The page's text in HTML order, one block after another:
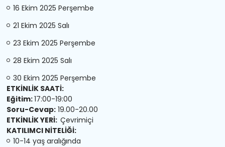
16 Ekim 2025 Perşembe
21 Ekim 2025 Salı
23 Ekim 2025 Perşembe
28 Ekim 2025 Salı
30 Ekim 2025 Perşembe
ETKİNLİK SAATİ:
Eğitim:17:00-19:00
Soru-Cevap: 19.00-20.00
ETKİNLİK YERİ: Çevrimiçi
KATILIMCI NİTELİĞİ:
10-14 yaş aralığında